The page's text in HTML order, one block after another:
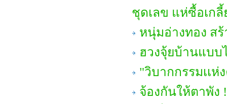
ชุดเลข แห่ซื้อเกลี้
หนุ่มอ่างทอง ส
ฮวงจุ้ยบ้านแบบ
"วิบากกรรมเเห่
จ้องกันให้ตาพัง